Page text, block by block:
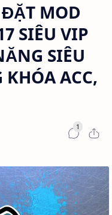
MOD
SIÊU VIP
SIÊU
ACC,